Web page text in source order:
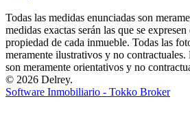
Todas las medidas enunciadas son
medidas exactas serán las que se
propiedad de cada inmueble. Todas las
meramente ilustrativos y no
son meramente orientativos y no
© 2026 Delrey.
Software Inmobiliario - Tokko Broker